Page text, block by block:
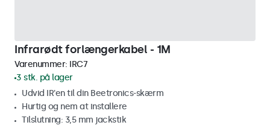
Infrarødt forlængerkabel - 1M
Varenummer: IRC7
3 stk. på lager
Udvid IR'en til din Beetronics-skærm
Hurtig og nem at installere
Tilslutning: 3,5 mm jackstik